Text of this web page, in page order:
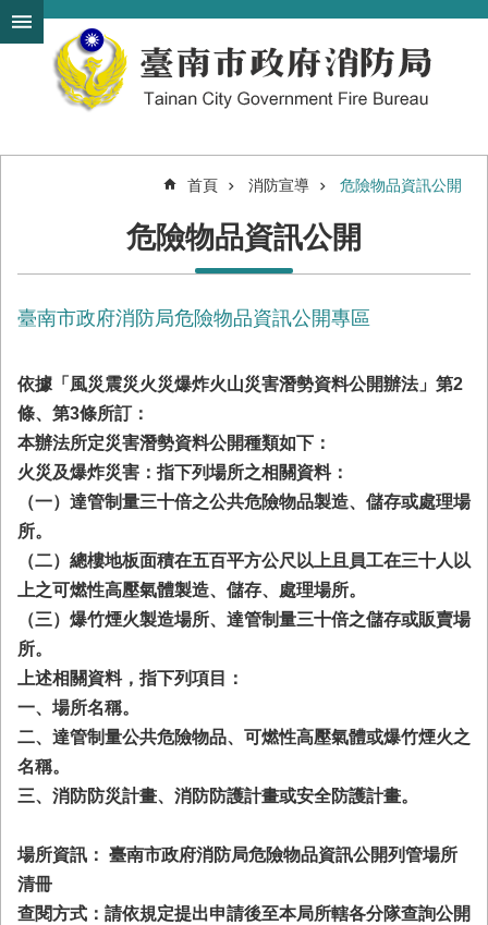
跳到主要內容區塊
搜
尋
進
介
訊
布
民
服
務
業
務/
資
服
務
宣
導
民
園
地
接
首頁 消防宣導 危險物品資訊公開
危險物品資訊公開
臺南市政府消防局危險物品資訊公開專區
依據「風災震災火災爆炸火山災害潛勢資料公開辦法」第2
條、第3條所訂：
本辦法所定災害潛勢資料公開種類如下：
火災及爆炸災害：指下列場所之相關資料：
（一）達管制量三十倍之公共危險物品製造、儲存或處理場
所。
（二）總樓地板面積在五百平方公尺以上且員工在三十人以
上之可燃性高壓氣體製造、儲存、處理場所。
（三）爆竹煙火製造場所、達管制量三十倍之儲存或販賣場
所。
上述相關資料，指下列項目：
一、場所名稱。
二、達管制量公共危險物品、可燃性高壓氣體或爆竹煙火之
名稱。
三、消防防災計畫、消防防護計畫或安全防護計畫。
場所資訊： 臺南市政府消防局危險物品資訊公開列管場所
清冊
查閱方式：請依規定提出申請後至本局所轄各分隊查詢公開